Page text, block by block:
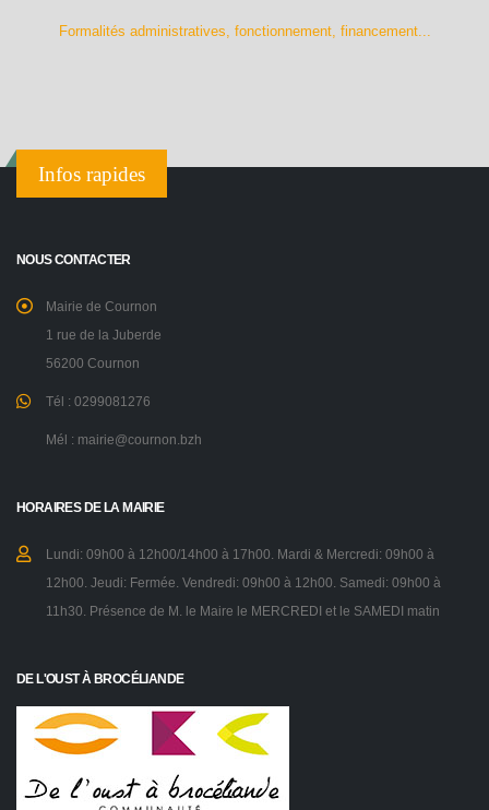
Formalités administratives, fonctionnement, financement...
Infos rapides
NOUS CONTACTER
Mairie de Cournon
1 rue de la Juberde
56200 Cournon
Tél : 0299081276
Mél : mairie@cournon.bzh
HORAIRES DE LA MAIRIE
Lundi: 09h00 à 12h00/14h00 à 17h00. Mardi & Mercredi: 09h00 à
12h00. Jeudi: Fermée. Vendredi: 09h00 à 12h00. Samedi: 09h00 à
11h30. Présence de M. le Maire le MERCREDI et le SAMEDI matin
DE L'OUST À BROCÉLIANDE